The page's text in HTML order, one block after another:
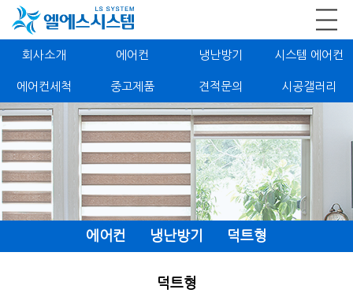
회사소개 에어컨 냉난방기 시스템 에어컨
에어컨세척 중고제품 견적문의 시공갤러리
에어컨 냉난방기 덕트형
덕트형